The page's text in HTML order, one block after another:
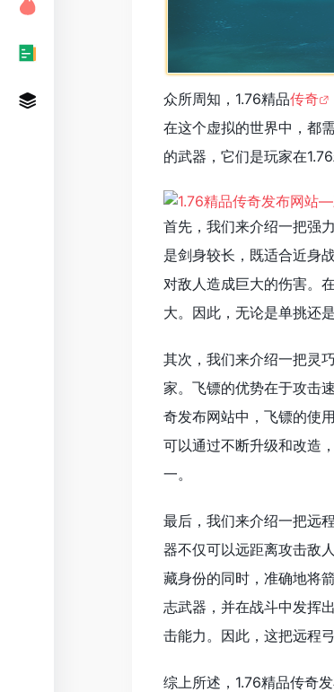
众所周知，1.76精品传奇
在这个虚拟的世界中，都
的武器，它们是玩家在
首先，我们来介绍一把强
是剑身较长，既适合近身
对敌人造成巨大的伤害。
大。因此，无论是单挑还
其次，我们来介绍一把灵
家。飞镖的优势在于攻击
奇发布网站中，飞镖的使
可以通过不断升级和改造
一。
最后，我们来介绍一把远
器不仅可以远距离攻击敌
藏身份的同时，准确地将
志武器，并在战斗中发挥
击能力。因此，这把远程
综上所述，1.76精品传奇